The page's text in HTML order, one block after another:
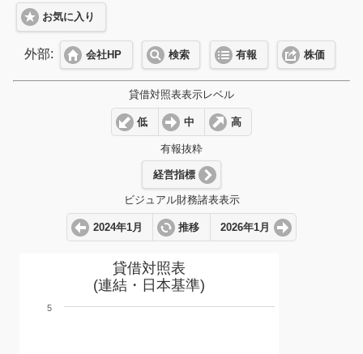
お気に入り
外部: 会社HP 検索 有報 株価
貸借対照表表示レベル
低 中 高
有報抜粋
経営指標
ビジュアル財務諸表表示
2024年1月 推移 2026年1月
貸借対照表
(連結・日本基準)
5